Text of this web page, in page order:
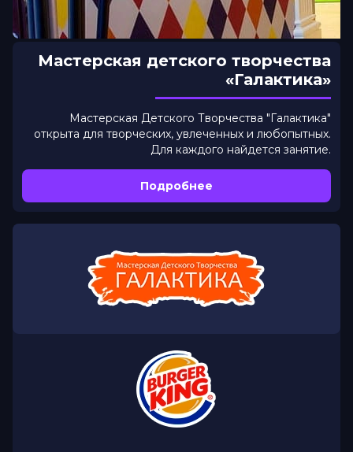
Мастерская детского творчества
«Галактика»
Мастерская Детского Творчества "Галактика"
открыта для творческих, увлеченных и любопытных.
Для каждого найдется занятие.
Подробнее